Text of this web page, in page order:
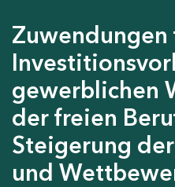
Zuwendungen
gewerblichen
der freien
Steigerung
und